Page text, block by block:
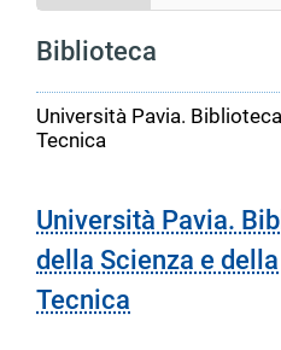
Biblioteca
Università Pavia.
Tecnica
Università Pavia.
della Scienza e della
Tecnica